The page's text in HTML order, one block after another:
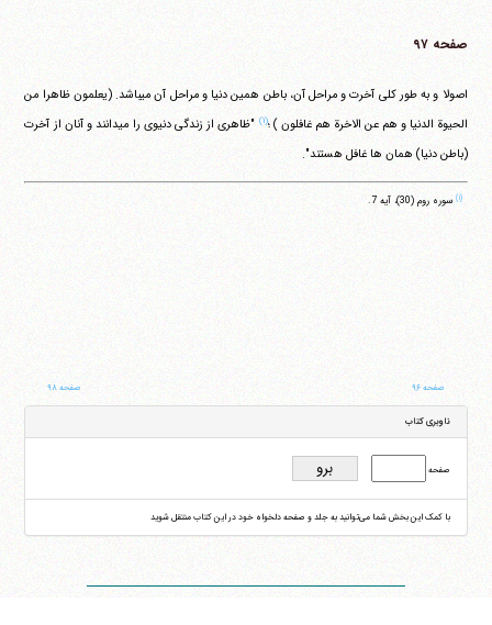
صفحه ۹۷
اصولا و به طور کلی آخرت و مراحل آن، باطن همین دنیا و مراحل آن می‎باشد.
(یعلمون ظاهرا من
الحیوة الدنیا و هم عن الاخرة هم غافلون )؛(۱)
"ظاهری از زندگی دنیوی را می‎دانند و آنان از آخرت
(باطن دنیا) همان ها غافل هستند".
(۱) سوره روم (30)، آیه 7.
صفحه ۹۶ صفحه ۹۸
ناوبری کتاب
صفحه
با کمک این بخش شما می‌توانید به جلد و صفحه دلخواه خود در این کتاب منتقل شوید